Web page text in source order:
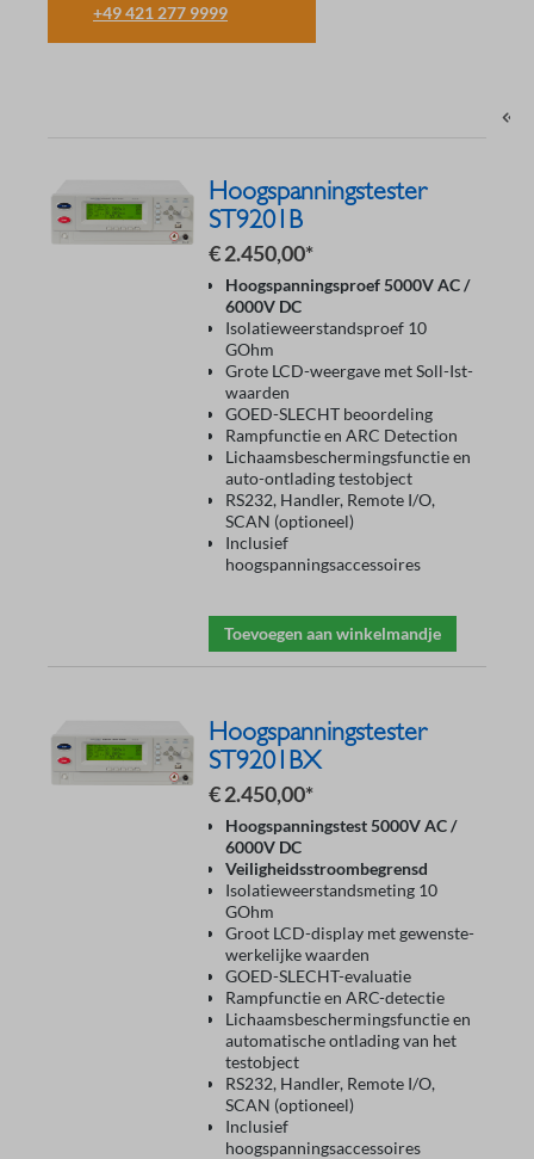
+49 421 277 9999
Hoogspanningstester
ST9201B
€ 2.450,00*
Hoogspanningsproef 5000V AC /
6000V DC
Isolatieweerstandsproef 10
GOhm
Grote LCD-weergave met Soll-Ist-
waarden
GOED-SLECHT beoordeling
Rampfunctie en ARC Detection
Lichaamsbeschermingsfunctie en
auto-ontlading testobject
RS232, Handler, Remote I/O,
SCAN (optioneel)
Inclusief
hoogspanningsaccessoires
Toevoegen aan winkelmandje
Hoogspanningstester
ST9201BX
€ 2.450,00*
Hoogspanningstest 5000V AC /
6000V DC
Veiligheidsstroombegrensd
Isolatieweerstandsmeting 10
GOhm
Groot LCD-display met gewenste-
werkelijke waarden
GOED-SLECHT-evaluatie
Rampfunctie en ARC-detectie
Lichaamsbeschermingsfunctie en
automatische ontlading van het
testobject
RS232, Handler, Remote I/O,
SCAN (optioneel)
Inclusief
hoogspanningsaccessoires